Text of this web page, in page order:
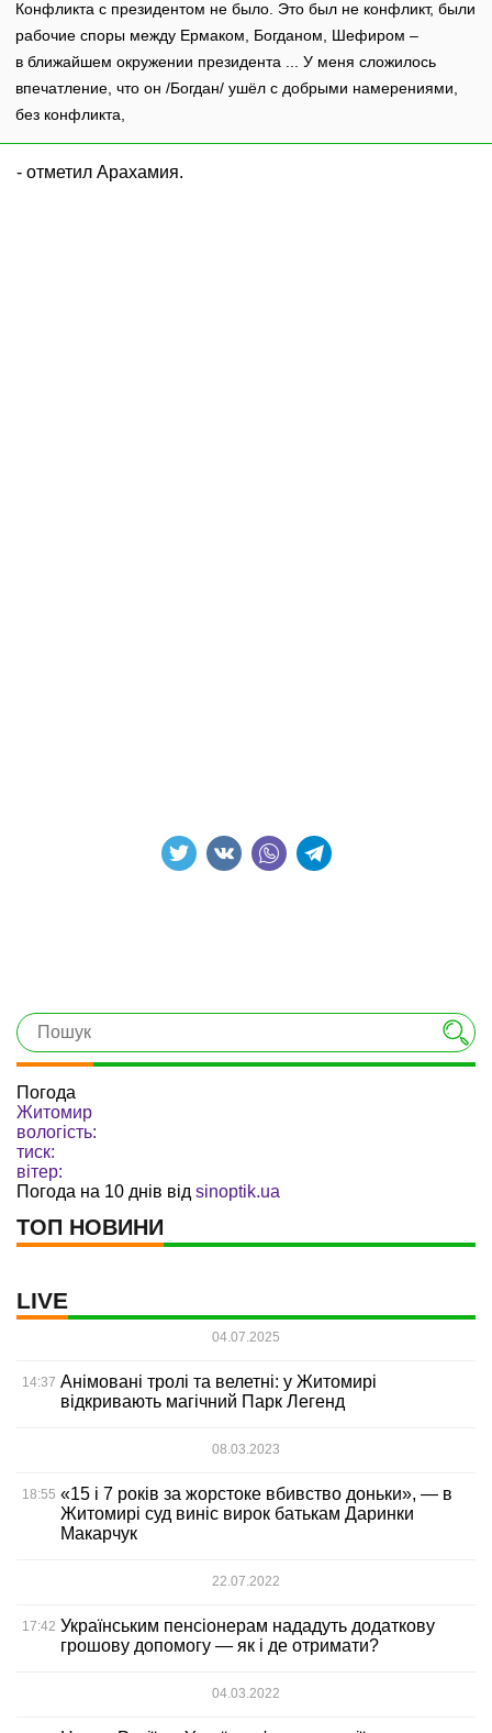
Конфликта с президентом не было. Это был не конфликт, были
рабочие споры между Ермаком, Богданом, Шефиром –
в ближайшем окружении президента ... У меня сложилось
впечатление, что он /Богдан/ ушёл с добрыми намерениями,
без конфликта,
- отметил Арахамия.
Погода
Житомир
вологість:
тиск:
вітер:
Погода на 10 днів від sinoptik.ua
ТОП НОВИНИ
LIVE
04.07.2025
14:37 Анімовані тролі та велетні: у Житомирі
відкривають магічний Парк Легенд
08.03.2023
18:55 «15 і 7 років за жорстоке вбивство доньки», — в
Житомирі суд виніс вирок батькам Даринки
Макарчук
22.07.2022
17:42 Українським пенсіонерам нададуть додаткову
грошову допомогу — як і де отримати?
04.03.2022